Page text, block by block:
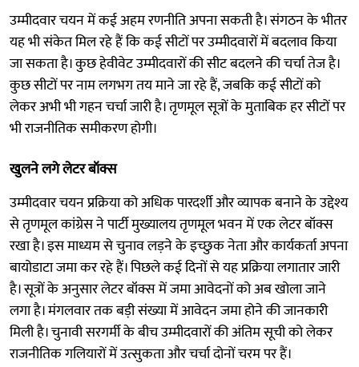
उम्मीदवार चयन में कई अहम रणनीति अपना सकती है। संगठन के भीतर
यह भी संकेत मिल रहे हैं कि कई सीटों पर उम्मीदवारों में बदलाव किया
जा सकता है। कुछ हेवीवेट उम्मीदवारों की सीट बदलने की चर्चा तेज है।
कुछ सीटों पर नाम लगभग तय माने जा रहे हैं, जबकि कई सीटों को
लेकर अभी भी गहन चर्चा जारी है। तृणमूल सूत्रों के मुताबिक हर सीटों पर
भी राजनीतिक समीकरण होगी।
खुलने लगे लेटर बॉक्स
उम्मीदवार चयन प्रक्रिया को अधिक पारदर्शी और व्यापक बनाने के उद्देश्य
से तृणमूल कांग्रेस ने पार्टी मुख्यालय तृणमूल भवन में एक लेटर बॉक्स
रखा है। इस माध्यम से चुनाव लड़ने के इच्छुक नेता और कार्यकर्ता अपना
बायोडाटा जमा कर रहे हैं। पिछले कई दिनों से यह प्रक्रिया लगातार जारी
है। सूत्रों के अनुसार लेटर बॉक्स में जमा आवेदनों को अब खोला जाने
लगा है। मंगलवार तक बड़ी संख्या में आवेदन जमा होने की जानकारी
मिली है। चुनावी सरगर्मी के बीच उम्मीदवारों की अंतिम सूची को लेकर
राजनीतिक गलियारों में उत्सुकता और चर्चा दोनों चरम पर हैं।